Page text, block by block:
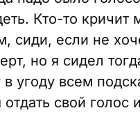
Кто-то
сиди, если не
но я сидел
угоду всем
свой голос